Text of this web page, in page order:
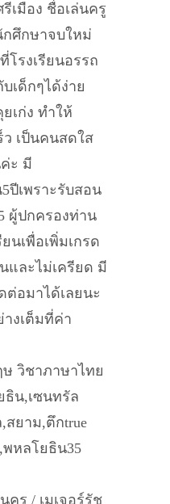
เมือง ชื่อเล่นครู
กศึกษาจบใหม่
รงเรียนอรรถ
เด็กๆได้ง่าย
เก่ง ทำให้
ว เป็นคนสดใส
ะ มี
ปีเพราะรับสอน
ผู้ปกครองท่าน
นเพื่อเพิ่มเกรด
และไม่เครียด มี
ต่อมาได้เลยนะ
งเต็มที่ค่า
วิชาภาษาไทย
ธิน,เซนทรัล
สยาม,ตึกtrue
พหลโยธิน35
คร / เมเจอร์รัช